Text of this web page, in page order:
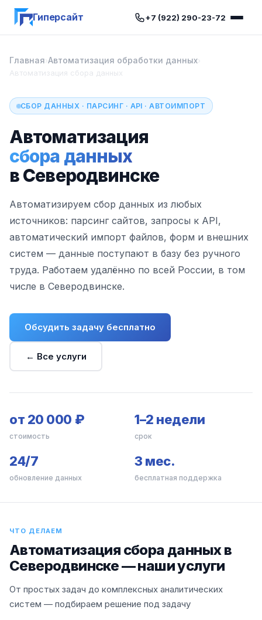
Гиперсайт +7 (922) 290-23-72
Главная›Автоматизация обработки данных›
Автоматизация сбора данных
СБОР ДАННЫХ · ПАРСИНГ · API · АВТОИМПОРТ
Автоматизация
сбора данных
в Северодвинске
Автоматизируем сбор данных из любых
источников: парсинг сайтов, запросы к API,
автоматический импорт файлов, форм и внешних
систем — данные поступают в базу без ручного
труда. Работаем удалённо по всей России, в том
числе в Северодвинске.
Обсудить задачу бесплатно
← Все услуги
от 20 000 ₽
стоимость
1–2 недели
срок
24/7
обновление данных
3 мес.
бесплатная поддержка
ЧТО ДЕЛАЕМ
Автоматизация сбора данных в
Северодвинске — наши услуги
От простых задач до комплексных аналитических
систем — подбираем решение под задачу